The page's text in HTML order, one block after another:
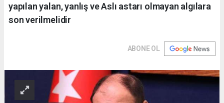
yapılan yalan, yanlış ve Aslı astarı olmayan algılara
son verilmelidir
ABONE OL